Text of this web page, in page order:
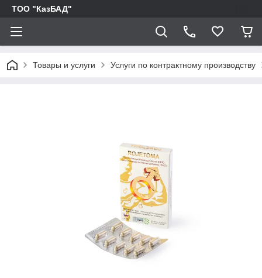
ТОО "КазБАД"
Товары и услуги Услуги по контрактному производству